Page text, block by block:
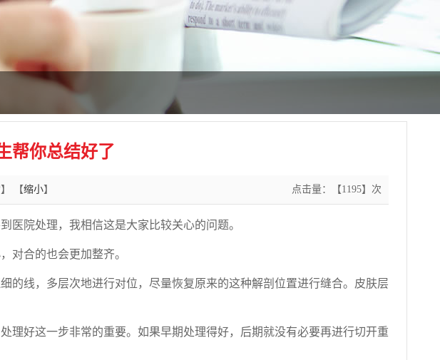
帮你总结好了
】 【缩小】 点击量：【1195】次
医院处理，我相信这是大家比较关心的问题。
对合的也会更加整齐。
的线，多层次地进行对位，尽量恢复原来的这种解剖位置进行缝合。皮肤层
理好这一步非常的重要。如果早期处理得好，后期就没有必要再进行切开重